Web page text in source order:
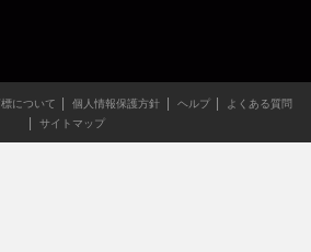
について 個人情報保護方針 ヘルプ
よくある質問
サイトマップ